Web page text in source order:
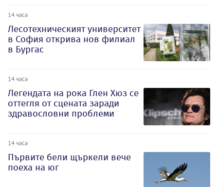
14 часа
Лесотехническият университет
в София открива нов филиал
в Бургас
14 часа
Легендата на рока Глен Хюз се
оттегля от сцената заради
здравословни проблеми
14 часа
Първите бели щъркели вече
поеха на юг